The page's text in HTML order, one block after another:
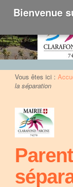
Vous êtes ici :
la séparation
Bienvenue